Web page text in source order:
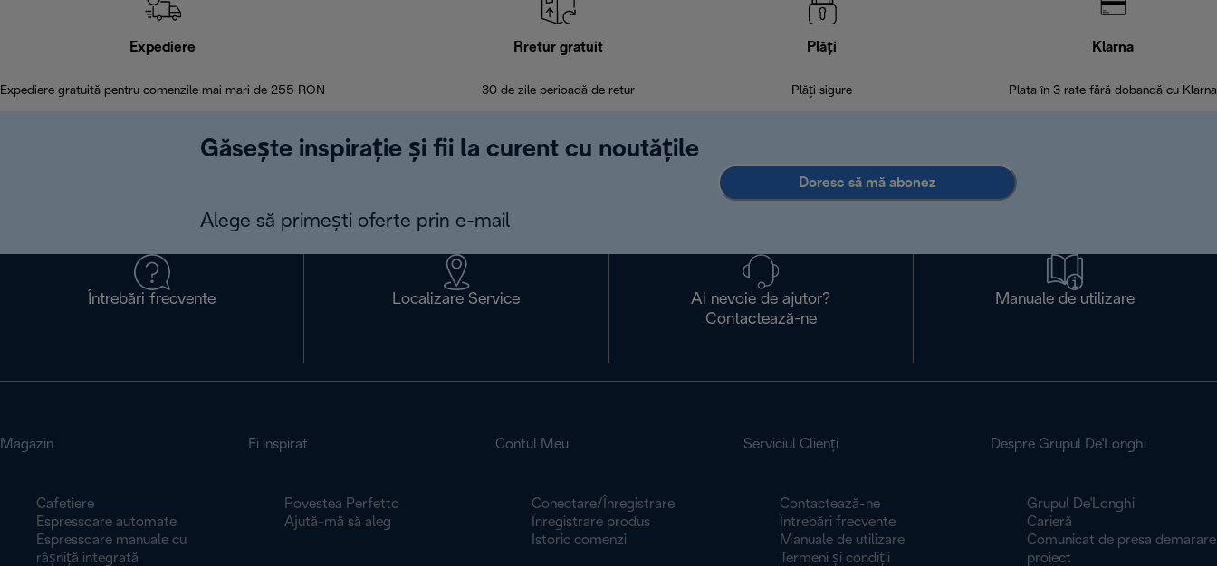
Expediere
Expediere gratuită pentru comenzile mai mari de 255 RON
Rretur gratuit
30 de zile perioadă de retur
Plăți
Plăți sigure
Klarna
Plata în 3 rate fără dobandă cu Klarna
Găsește inspirație și fii la curent cu noutățile
Alege să primești oferte prin e-mail
Doresc să mă abonez
Întrebări frecvente Localizare Service
Ai nevoie de ajutor?
Contactează-ne
Manuale de utilizare
Magazin
Cafetiere
Espressoare automate
Espressoare manuale cu
râșniță integrată
Fi inspirat
Povestea Perfetto
Ajută-mă să aleg
Contul Meu
Conectare/Înregistrare
Înregistrare produs
Istoric comenzi
Serviciul Clienţi
Contactează-ne
Întrebări frecvente
Manuale de utilizare
Termeni și condiți​​​​​​​i
Despre Grupul De'Longhi
Grupul De'Longhi
Carieră
Comunicat de presa demarare
proiect